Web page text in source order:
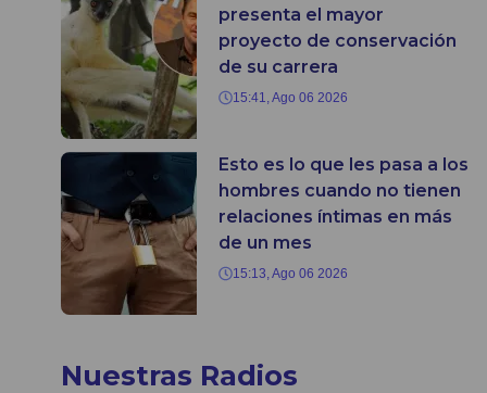
presenta el mayor
proyecto de conservación
de su carrera
15:41, Ago 06 2026
Esto es lo que les pasa a los
hombres cuando no tienen
relaciones íntimas en más
de un mes
15:13, Ago 06 2026
Nuestras Radios